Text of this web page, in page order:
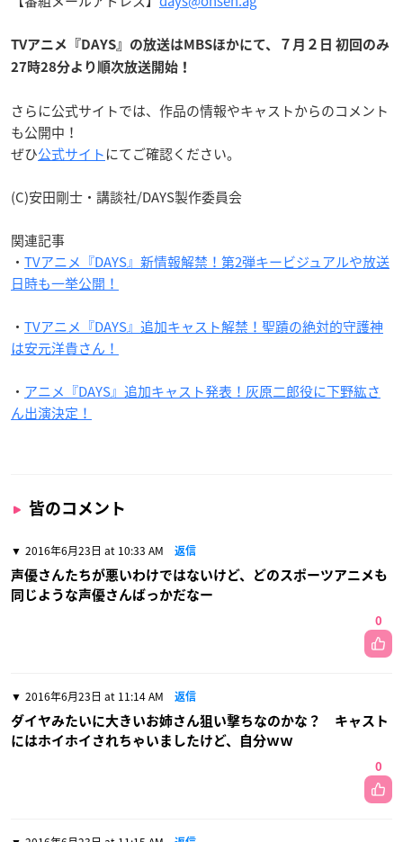
TVアニメ『DAYS』の放送はMBSほかにて、７月２日 初回のみ
27時28分より順次放送開始！
さらに公式サイトでは、作品の情報やキャストからのコメント
も公開中！
ぜひ公式サイトにてご確認ください。
(C)安田剛士・講談社/DAYS製作委員会
関連記事
・ TVアニメ『DAYS』新情報解禁！第2弾キービジュアルや放送
日時も一挙公開！
・ TVアニメ『DAYS』追加キャスト解禁！聖蹟の絶対的守護神
は安元洋貴さん！
・ アニメ『DAYS』追加キャスト発表！灰原二郎役に下野紘さ
ん出演決定！
皆のコメント
2016年6月23日 at 10:33 AM 返信
声優さんたちが悪いわけではないけど、どのスポーツアニメも
同じような声優さんばっかだなー
0
2016年6月23日 at 11:14 AM 返信
ダイヤみたいに大きいお姉さん狙い撃ちなのかな？ キャスト
にはホイホイされちゃいましたけど、自分ｗｗ
0